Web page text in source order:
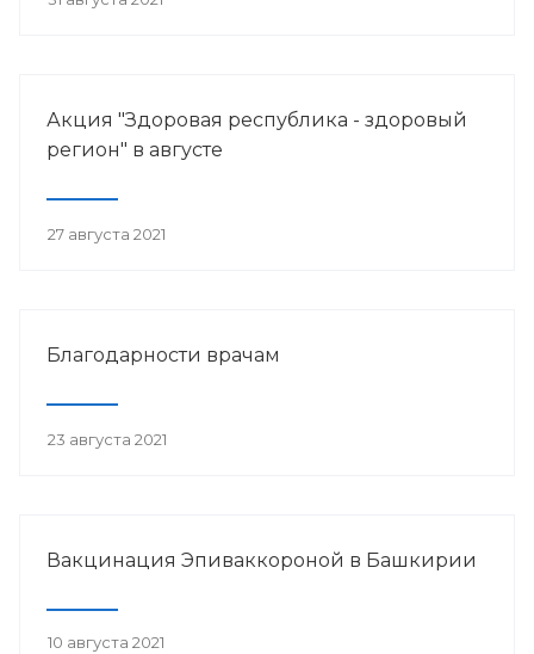
Акция "Здоровая республика - здоровый
регион" в августе
27 августа 2021
Благодарности врачам
23 августа 2021
Вакцинация Эпиваккороной в Башкирии
10 августа 2021